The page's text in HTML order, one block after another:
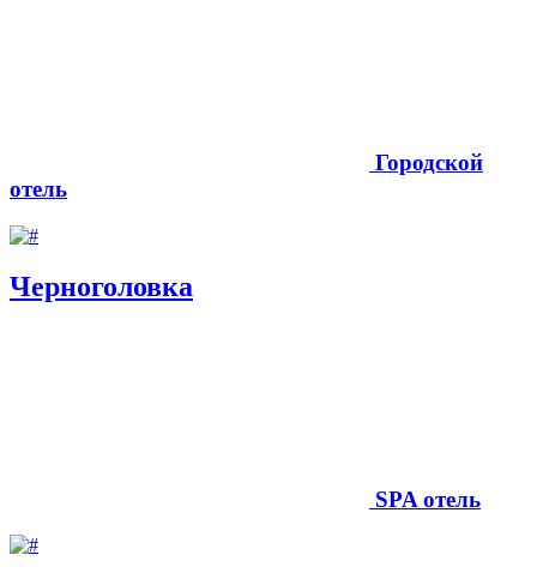
Городской
отель
Черноголовка
SPA отель